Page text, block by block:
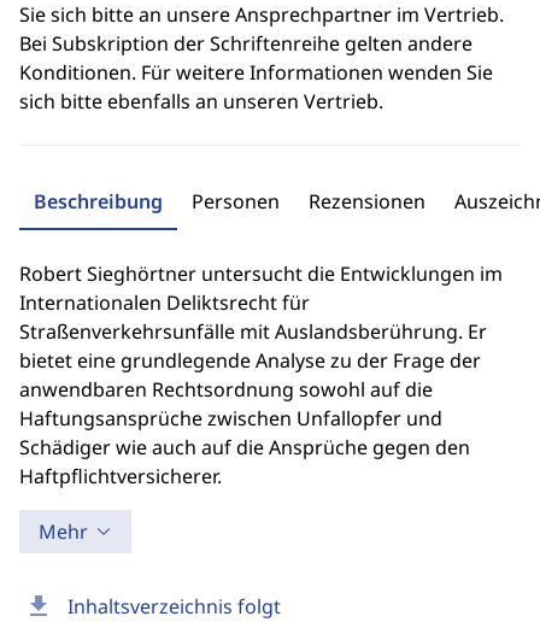
download Inhaltsverzeichnis folgt
Sie sich bitte an unsere Ansprechpartner im Vertrieb.
Bei Subskription der Schriftenreihe gelten andere
Konditionen. Für weitere Informationen wenden Sie
sich bitte ebenfalls an unseren Vertrieb.
Beschreibung Personen Rezensionen
Robert Sieghörtner untersucht die Entwicklungen im
Internationalen Deliktsrecht für
Straßenverkehrsunfälle mit Auslandsberührung. Er
bietet eine grundlegende Analyse zu der Frage der
anwendbaren Rechtsordnung sowohl auf die
Haftungsansprüche zwischen Unfallopfer und
Schädiger wie auch auf die Ansprüche gegen den
Haftpflichtversicherer.
Mehr